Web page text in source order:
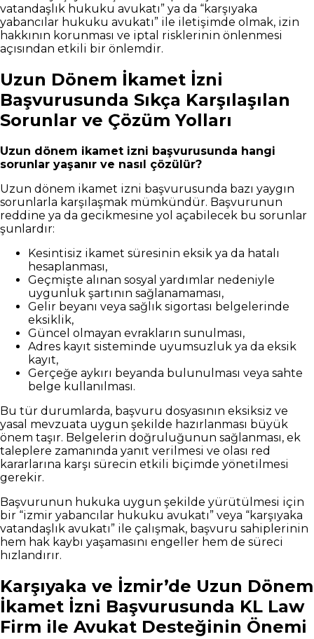
vatandaşlık hukuku avukatı” ya da “karşıyaka
yabancılar hukuku avukatı” ile iletişimde olmak, izin
hakkının korunması ve iptal risklerinin önlenmesi
açısından etkili bir önlemdir.
Uzun Dönem İkamet İzni
Başvurusunda Sıkça Karşılaşılan
Sorunlar ve Çözüm Yolları
Uzun dönem ikamet izni başvurusunda hangi
sorunlar yaşanır ve nasıl çözülür?
Uzun dönem ikamet izni başvurusunda bazı yaygın
sorunlarla karşılaşmak mümkündür. Başvurunun
reddine ya da gecikmesine yol açabilecek bu sorunlar
şunlardır:
Kesintisiz ikamet süresinin eksik ya da hatalı
hesaplanması,
Geçmişte alınan sosyal yardımlar nedeniyle
uygunluk şartının sağlanamaması,
Gelir beyanı veya sağlık sigortası belgelerinde
eksiklik,
Güncel olmayan evrakların sunulması,
Adres kayıt sisteminde uyumsuzluk ya da eksik
kayıt,
Gerçeğe aykırı beyanda bulunulması veya sahte
belge kullanılması.
Bu tür durumlarda, başvuru dosyasının eksiksiz ve
yasal mevzuata uygun şekilde hazırlanması büyük
önem taşır. Belgelerin doğruluğunun sağlanması, ek
taleplere zamanında yanıt verilmesi ve olası red
kararlarına karşı sürecin etkili biçimde yönetilmesi
gerekir.
Başvurunun hukuka uygun şekilde yürütülmesi için
bir “izmir yabancılar hukuku avukatı” veya “karşıyaka
vatandaşlık avukatı” ile çalışmak, başvuru sahiplerinin
hem hak kaybı yaşamasını engeller hem de süreci
hızlandırır.
Karşıyaka ve İzmir’de Uzun Dönem
İkamet İzni Başvurusunda KL Law
Firm ile Avukat Desteğinin Önemi